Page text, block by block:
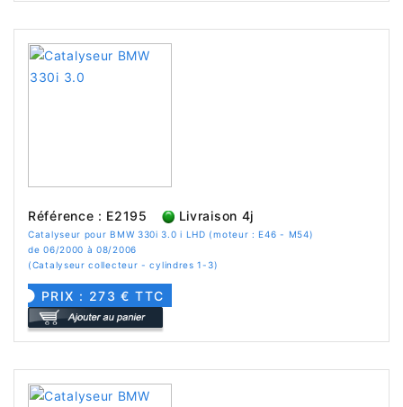
Référence : E2195 Livraison 4j
Catalyseur pour BMW 330i 3.0 i LHD (moteur : E46 - M54)
de 06/2000 à 08/2006
(Catalyseur collecteur - cylindres 1-3)
PRIX : 273 € TTC